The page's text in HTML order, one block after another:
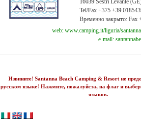
16039 Sestri Levante
Tel/Fax +375
Временно закрыто: Fax
web: www.camping.it/liguria/
e-mail:
Извините! Santanna Beach Camping & Resort не
русском языке! Нажмите, пожалуйста, на флаг и
языков.